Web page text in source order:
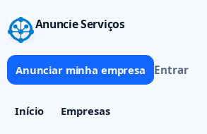
Anuncie Serviços
Início Empresas
Anunciar minha empresa Entrar